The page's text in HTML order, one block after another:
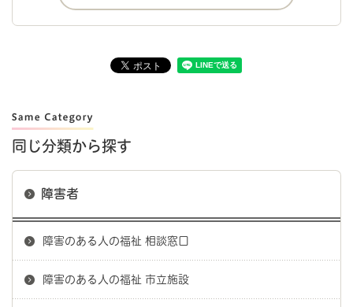
同じ分類から探す
障害者
障害のある人の福祉 相談窓口
障害のある人の福祉 市立施設